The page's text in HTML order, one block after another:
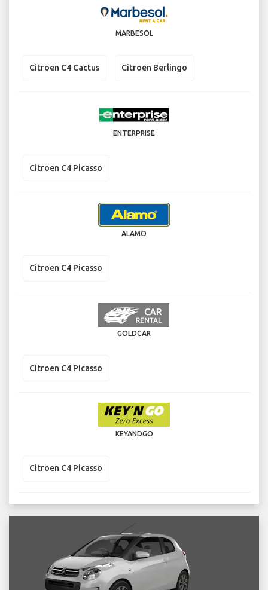
MARBESOL
Citroen C4 Cactus Citroen Berlingo
ENTERPRISE
Citroen C4 Picasso
ALAMO
Citroen C4 Picasso
GOLDCAR
Citroen C4 Picasso
KEYANDGO
Citroen C4 Picasso